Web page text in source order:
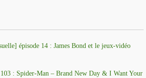
épisode 14 : James Bond et le jeux-vidéo
: Spider-Man – Brand New Day & I Want Your